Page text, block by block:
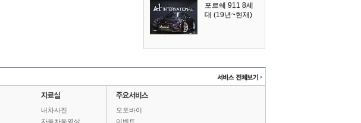
포르쉐 911 8세
대 (19년~현재)
내차사진
자동차동영상
오토바이
이벤트